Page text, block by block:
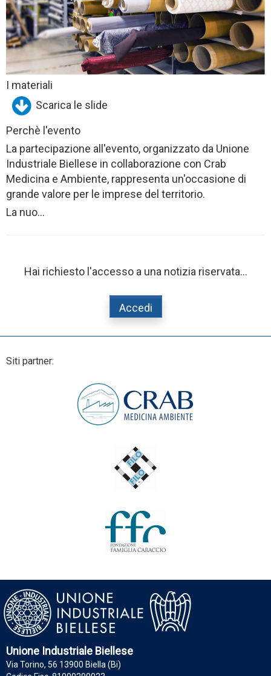
I materiali
Scarica le slide
Perchè l'evento
La partecipazione all'evento, organizzato da Unione
Industriale Biellese in collaborazione con Crab
Medicina e Ambiente, rappresenta un'occasione di
grande valore per le imprese del territorio.
La nuo...
Hai richiesto l'accesso a una notizia riservata...
Accedi
Siti partner:
Unione Industriale Biellese
Via Torino, 56 13900 Biella (Bi)